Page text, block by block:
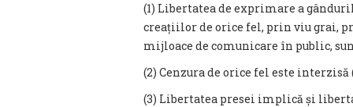
(1) Libertatea de exprimare a
creațiilor de orice fel, prin viu grai,
mijloace de comunicare în public,
(2) Cenzura de orice fel este interzisă
(3) Libertatea presei implică și